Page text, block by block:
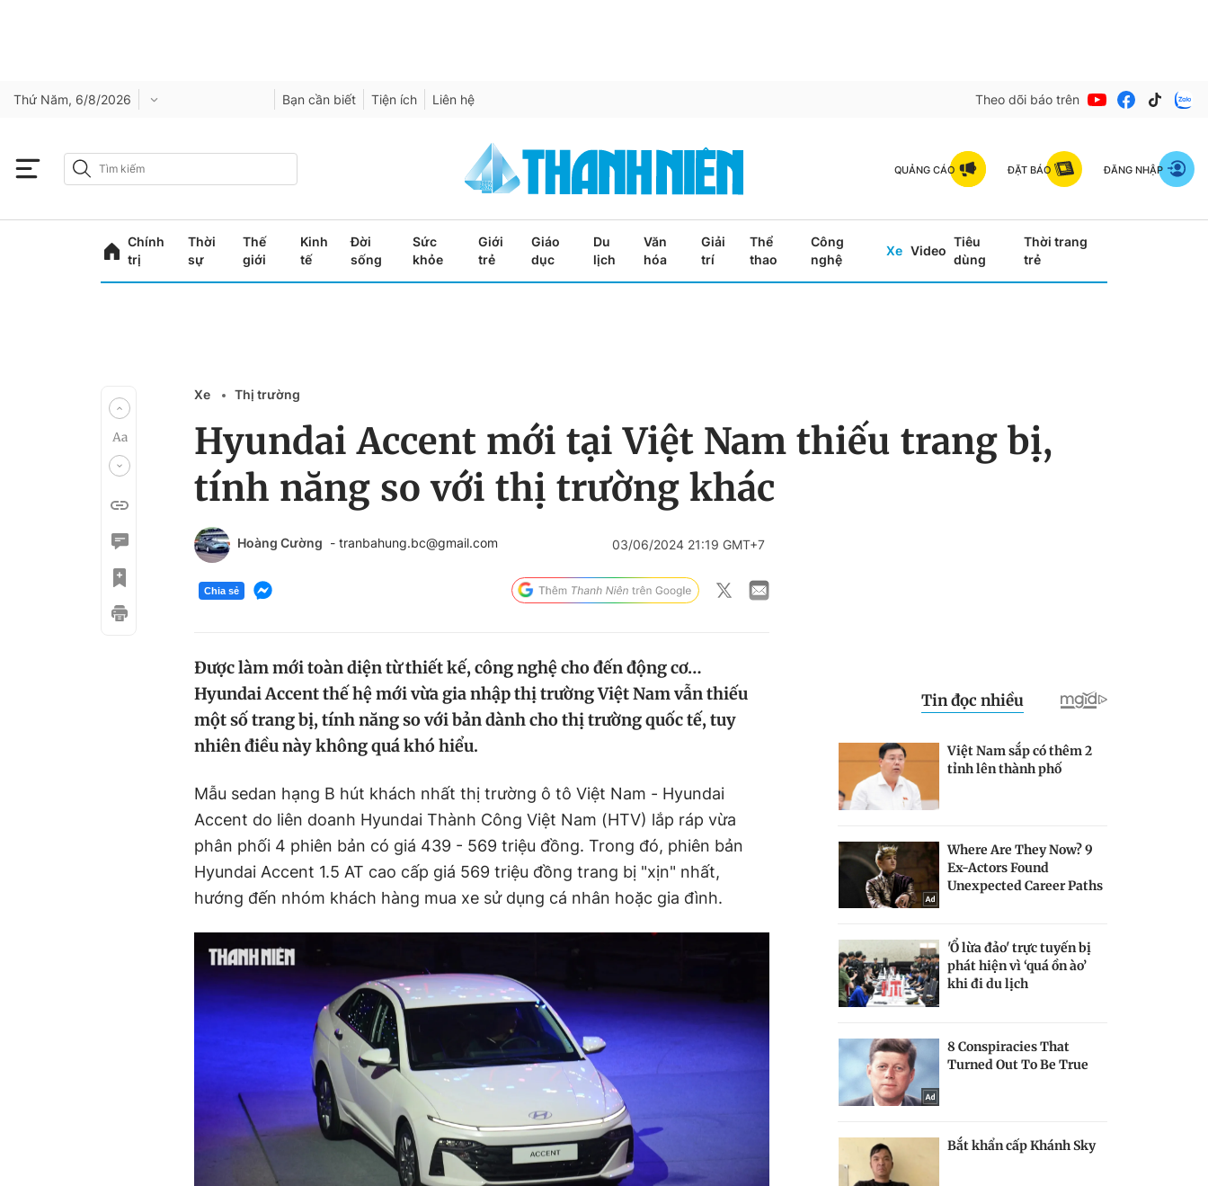
Thứ Năm, 6/8/2026 Bạn cần biết Tiện ích Liên hệ Theo dõi báo trên
QUẢNG CÁO ĐẶT BÁO ĐĂNG NHẬP
Chính
trị
Thời
sự
Thế
giới
Kinh
tế
Đời
sống
Sức
khỏe
Giới
trẻ
Giáo
dục
Du
lịch
Văn
hóa
Giải
trí
Thể
thao
Công
nghệ
Xe Video
Tiêu
dùng
Thời trang
trẻ
Xe Thị trường
Hyundai Accent mới tại Việt Nam thiếu trang bị,
tính năng so với thị trường khác
Hoàng Cường - tranbahung.bc@gmail.com 03/06/2024 21:19 GMT+7
Chia sẻ
Được làm mới toàn diện từ thiết kế, công nghệ cho đến động cơ…
Hyundai Accent thế hệ mới vừa gia nhập thị trường Việt Nam vẫn thiếu
một số trang bị, tính năng so với bản dành cho thị trường quốc tế, tuy
nhiên điều này không quá khó hiểu.
Mẫu sedan hạng B hút khách nhất thị trường ô tô Việt Nam - Hyundai
Accent do liên doanh Hyundai Thành Công Việt Nam (HTV) lắp ráp vừa
phân phối 4 phiên bản có giá 439 - 569 triệu đồng. Trong đó, phiên bản
Hyundai Accent 1.5 AT cao cấp giá 569 triệu đồng trang bị "xịn" nhất,
hướng đến nhóm khách hàng mua xe sử dụng cá nhân hoặc gia đình.